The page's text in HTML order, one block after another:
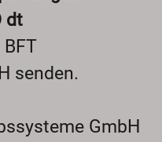
dt
senden.
GmbH